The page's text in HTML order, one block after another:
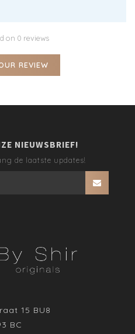
on 0 reviews
REVIEW
NIEUWSBRIEF!
de laatste updates!
15 BU8
BC